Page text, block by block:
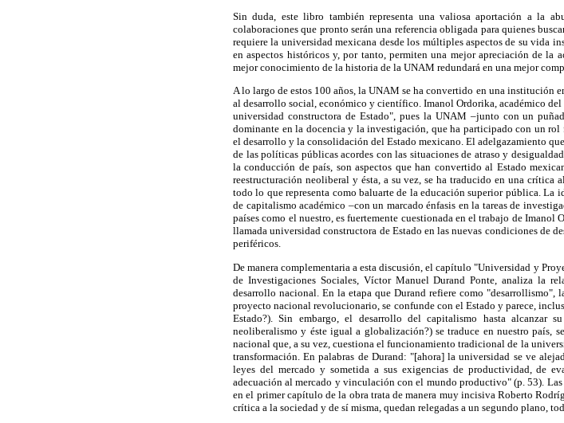
Sin duda, este libro también representa una valiosa aportación a la
colaboraciones que pronto serán una referencia obligada para quienes
requiere la universidad mexicana desde los múltiples aspectos de su vida
en aspectos históricos y, por tanto, permiten una mejor apreciación de
mejor conocimiento de la historia de la UNAM redundará en una mejor
A lo largo de estos 100 años, la UNAM se ha convertido en una institución
al desarrollo social, económico y científico. Imanol Ordorika, académico
universidad constructora de Estado", pues la UNAM –junto con un
dominante en la docencia y la investigación, que ha participado con un rol
el desarrollo y la consolidación del Estado mexicano. El adelgazamiento
de las políticas públicas acordes con las situaciones de atraso y
la conducción de país, son aspectos que han convertido al Estado
reestructuración neoliberal y ésta, a su vez, se ha traducido en una
todo lo que representa como baluarte de la educación superior pública. La
de capitalismo académico –con un marcado énfasis en la tareas de
países como el nuestro, es fuertemente cuestionada en el trabajo de
llamada universidad constructora de Estado en las nuevas condiciones de
periféricos.
De manera complementaria a esta discusión, el capítulo "Universidad y
de Investigaciones Sociales, Víctor Manuel Durand Ponte, analiza la
desarrollo nacional. En la etapa que Durand refiere como
proyecto nacional revolucionario, se confunde con el Estado y parece,
Estado?). Sin embargo, el desarrollo del capitalismo hasta alcanzar
neoliberalismo y éste igual a globalización?) se traduce en nuestro país,
nacional que, a su vez, cuestiona el funcionamiento tradicional de la
transformación. En palabras de Durand: "[ahora] la universidad se ve
leyes del mercado y sometida a sus exigencias de productividad, de
adecuación al mercado y vinculación con el mundo productivo" (p. 53).
en el primer capítulo de la obra trata de manera muy incisiva Roberto
crítica a la sociedad y de sí misma, quedan relegadas a un segundo plano,